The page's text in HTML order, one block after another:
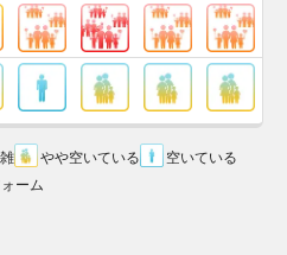
やや空いている
空いている
ーム